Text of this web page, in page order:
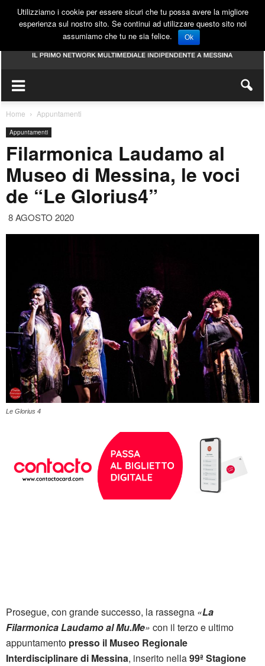
Home Appuntamenti
Appuntamenti
Filarmonica Laudamo al
Museo di Messina, le voci
de “Le Glorius4”
8 AGOSTO 2020
Le Glorius 4
Prosegue, con grande successo, la rassegna «La
Filarmonica Laudamo al Mu.Me» con il terzo e ultimo
appuntamento presso il Museo Regionale
Interdisciplinare di Messina, inserito nella99ª Stagione
Utilizziamo i cookie per essere sicuri che tu possa avere la migliore
esperienza sul nostro sito. Se continui ad utilizzare questo sito noi
assumiamo che tu ne sia felice.
Ok